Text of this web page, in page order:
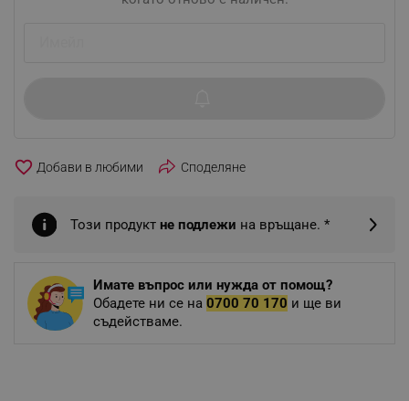
favorite_border Споделяне
Този продукт не подлежи на връщане. *
Имате въпрос или нужда от помощ?
Обадете ни се на 0700 70 170 и ще ви
съдействаме.